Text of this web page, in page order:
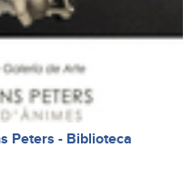
Peters - Biblioteca